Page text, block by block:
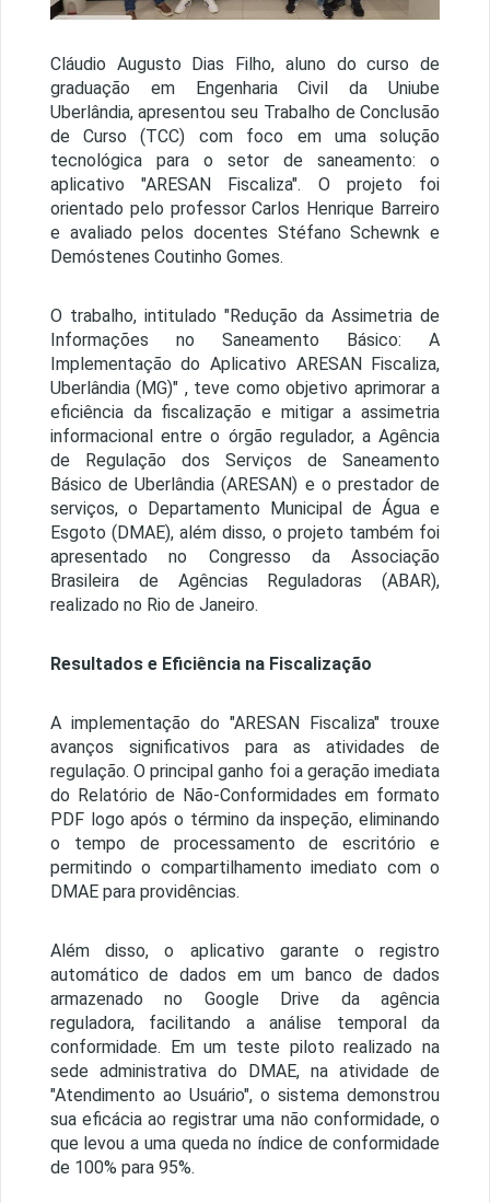
Cláudio Augusto Dias Filho, aluno do curso de
graduação em Engenharia Civil da Uniube
Uberlândia, apresentou seu Trabalho de Conclusão
de Curso (TCC) com foco em uma solução
tecnológica para o setor de saneamento: o
aplicativo "ARESAN Fiscaliza". O projeto foi
orientado pelo professor Carlos Henrique Barreiro
e avaliado pelos docentes Stéfano Schewnk e
Demóstenes Coutinho Gomes.
O trabalho, intitulado "Redução da Assimetria de
Informações no Saneamento Básico: A
Implementação do Aplicativo ARESAN Fiscaliza,
Uberlândia (MG)" , teve como objetivo aprimorar a
eficiência da fiscalização e mitigar a assimetria
informacional entre o órgão regulador, a Agência
de Regulação dos Serviços de Saneamento
Básico de Uberlândia (ARESAN) e o prestador de
serviços, o Departamento Municipal de Água e
Esgoto (DMAE), além disso, o projeto também foi
apresentado no Congresso da Associação
Brasileira de Agências Reguladoras (ABAR),
realizado no Rio de Janeiro.
Resultados e Eficiência na Fiscalização
A implementação do "ARESAN Fiscaliza" trouxe
avanços significativos para as atividades de
regulação. O principal ganho foi a geração imediata
do Relatório de Não-Conformidades em formato
PDF logo após o término da inspeção, eliminando
o tempo de processamento de escritório e
permitindo o compartilhamento imediato com o
DMAE para providências.
Além disso, o aplicativo garante o registro
automático de dados em um banco de dados
armazenado no Google Drive da agência
reguladora, facilitando a análise temporal da
conformidade. Em um teste piloto realizado na
sede administrativa do DMAE, na atividade de
"Atendimento ao Usuário", o sistema demonstrou
sua eficácia ao registrar uma não conformidade, o
que levou a uma queda no índice de conformidade
de 100% para 95%.